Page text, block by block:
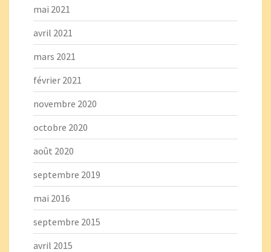
mai 2021
avril 2021
mars 2021
février 2021
novembre 2020
octobre 2020
août 2020
septembre 2019
mai 2016
septembre 2015
avril 2015